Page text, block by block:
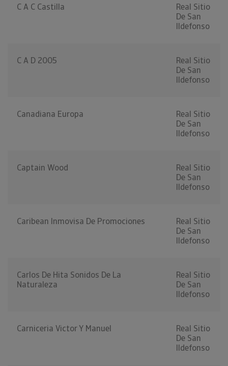
C A C Castilla
Real Sitio
De San
Ildefonso
C A D 2005
Real Sitio
De San
Ildefonso
Canadiana Europa
Real Sitio
De San
Ildefonso
Captain Wood
Real Sitio
De San
Ildefonso
Caribean Inmovisa De Promociones
Real Sitio
De San
Ildefonso
Carlos De Hita Sonidos De La
Naturaleza
Real Sitio
De San
Ildefonso
Carniceria Victor Y Manuel
Real Sitio
De San
Ildefonso